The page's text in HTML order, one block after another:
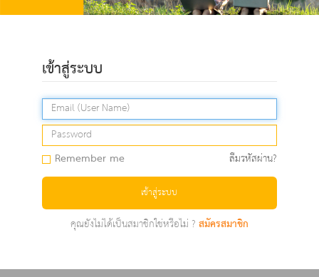
เข้าสู่ระบบ
Remember me ลืมรหัสผ่าน?
เข้าสู่ระบบ
คุณยังไม่ได้เป็นสมาชิกใช่หรือไม่ ?สมัครสมาชิก